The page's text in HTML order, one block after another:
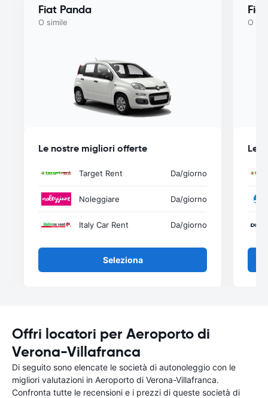
Fiat Panda
O simile
Le nostre migliori offerte
Target Rent Da/giorno
Noleggiare Da/giorno
Italy Car Rent Da/giorno
Seleziona
O
Le
Offri locatori per Aeroporto di
Verona-Villafranca
Di seguito sono elencate le società di autonoleggio con le
migliori valutazioni in Aeroporto di Verona-Villafranca.
Confronta tutte le recensioni e i prezzi di queste società di